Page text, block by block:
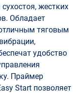
жестких
Обладает
тяговым
удобство
Праймер
Start позволяет